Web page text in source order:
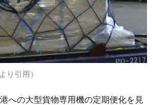
り引用）
への大型貨物専用機の定期便化を見